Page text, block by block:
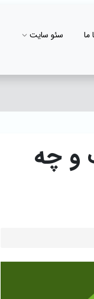
ما سئو سایت
و چه